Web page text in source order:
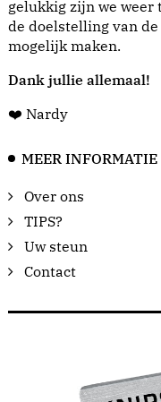
gelukkig zijn we weer
de doelstelling van
mogelijk maken.
Dank jullie allemaal!
❤️ Nardy
MEER INFORMATIE
Over ons
TIPS?
Uw steun
Contact